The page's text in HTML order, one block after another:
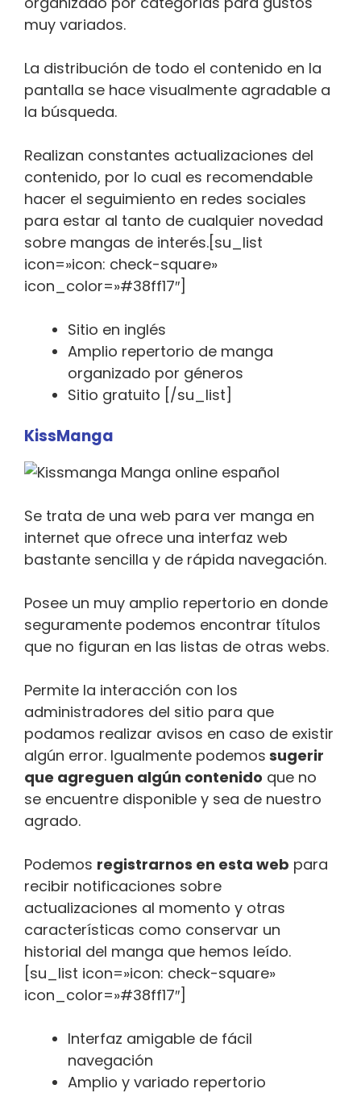
muy variados.
La distribución de todo el contenido en la
pantalla se hace visualmente agradable a
la búsqueda.
Realizan constantes actualizaciones del
contenido, por lo cual es recomendable
hacer el seguimiento en redes sociales
para estar al tanto de cualquier novedad
sobre mangas de interés.[su_list
icon=»icon: check-square»
icon_color=»#38ff17″]
Sitio en inglés
Amplio repertorio de manga
organizado por géneros
Sitio gratuito [/su_list]
KissManga
Se trata de una web para ver manga en
internet que ofrece una interfaz web
bastante sencilla y de rápida navegación.
Posee un muy amplio repertorio en donde
seguramente podemos encontrar títulos
que no figuran en las listas de otras webs.
Permite la interacción con los
administradores del sitio para que
podamos realizar avisos en caso de existir
algún error. Igualmente podemos sugerir
que agreguen algún contenido que no
se encuentre disponible y sea de nuestro
agrado.
Podemos registrarnos en esta web para
recibir notificaciones sobre
actualizaciones al momento y otras
características como conservar un
historial del manga que hemos leído.
[su_list icon=»icon: check-square»
icon_color=»#38ff17″]
Interfaz amigable de fácil
navegación
Amplio y variado repertorio